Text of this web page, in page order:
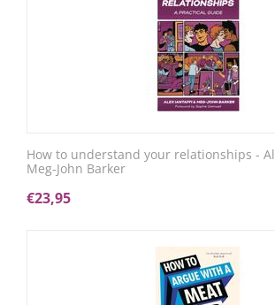
How to understand your relationships -
Meg-John Barker
€23,95